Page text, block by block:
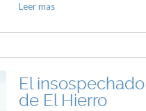
Leer mas
El
de El Hierro